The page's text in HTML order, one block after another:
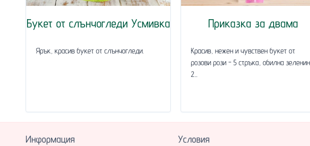
Букет от слънчогледи Усмивка
Ярък, красив букет от слънчогледи.
Приказка за двама
Красив, нежен и чувствен букет от
розови рози - 5 стръка, обилна
2...
Информация Условия